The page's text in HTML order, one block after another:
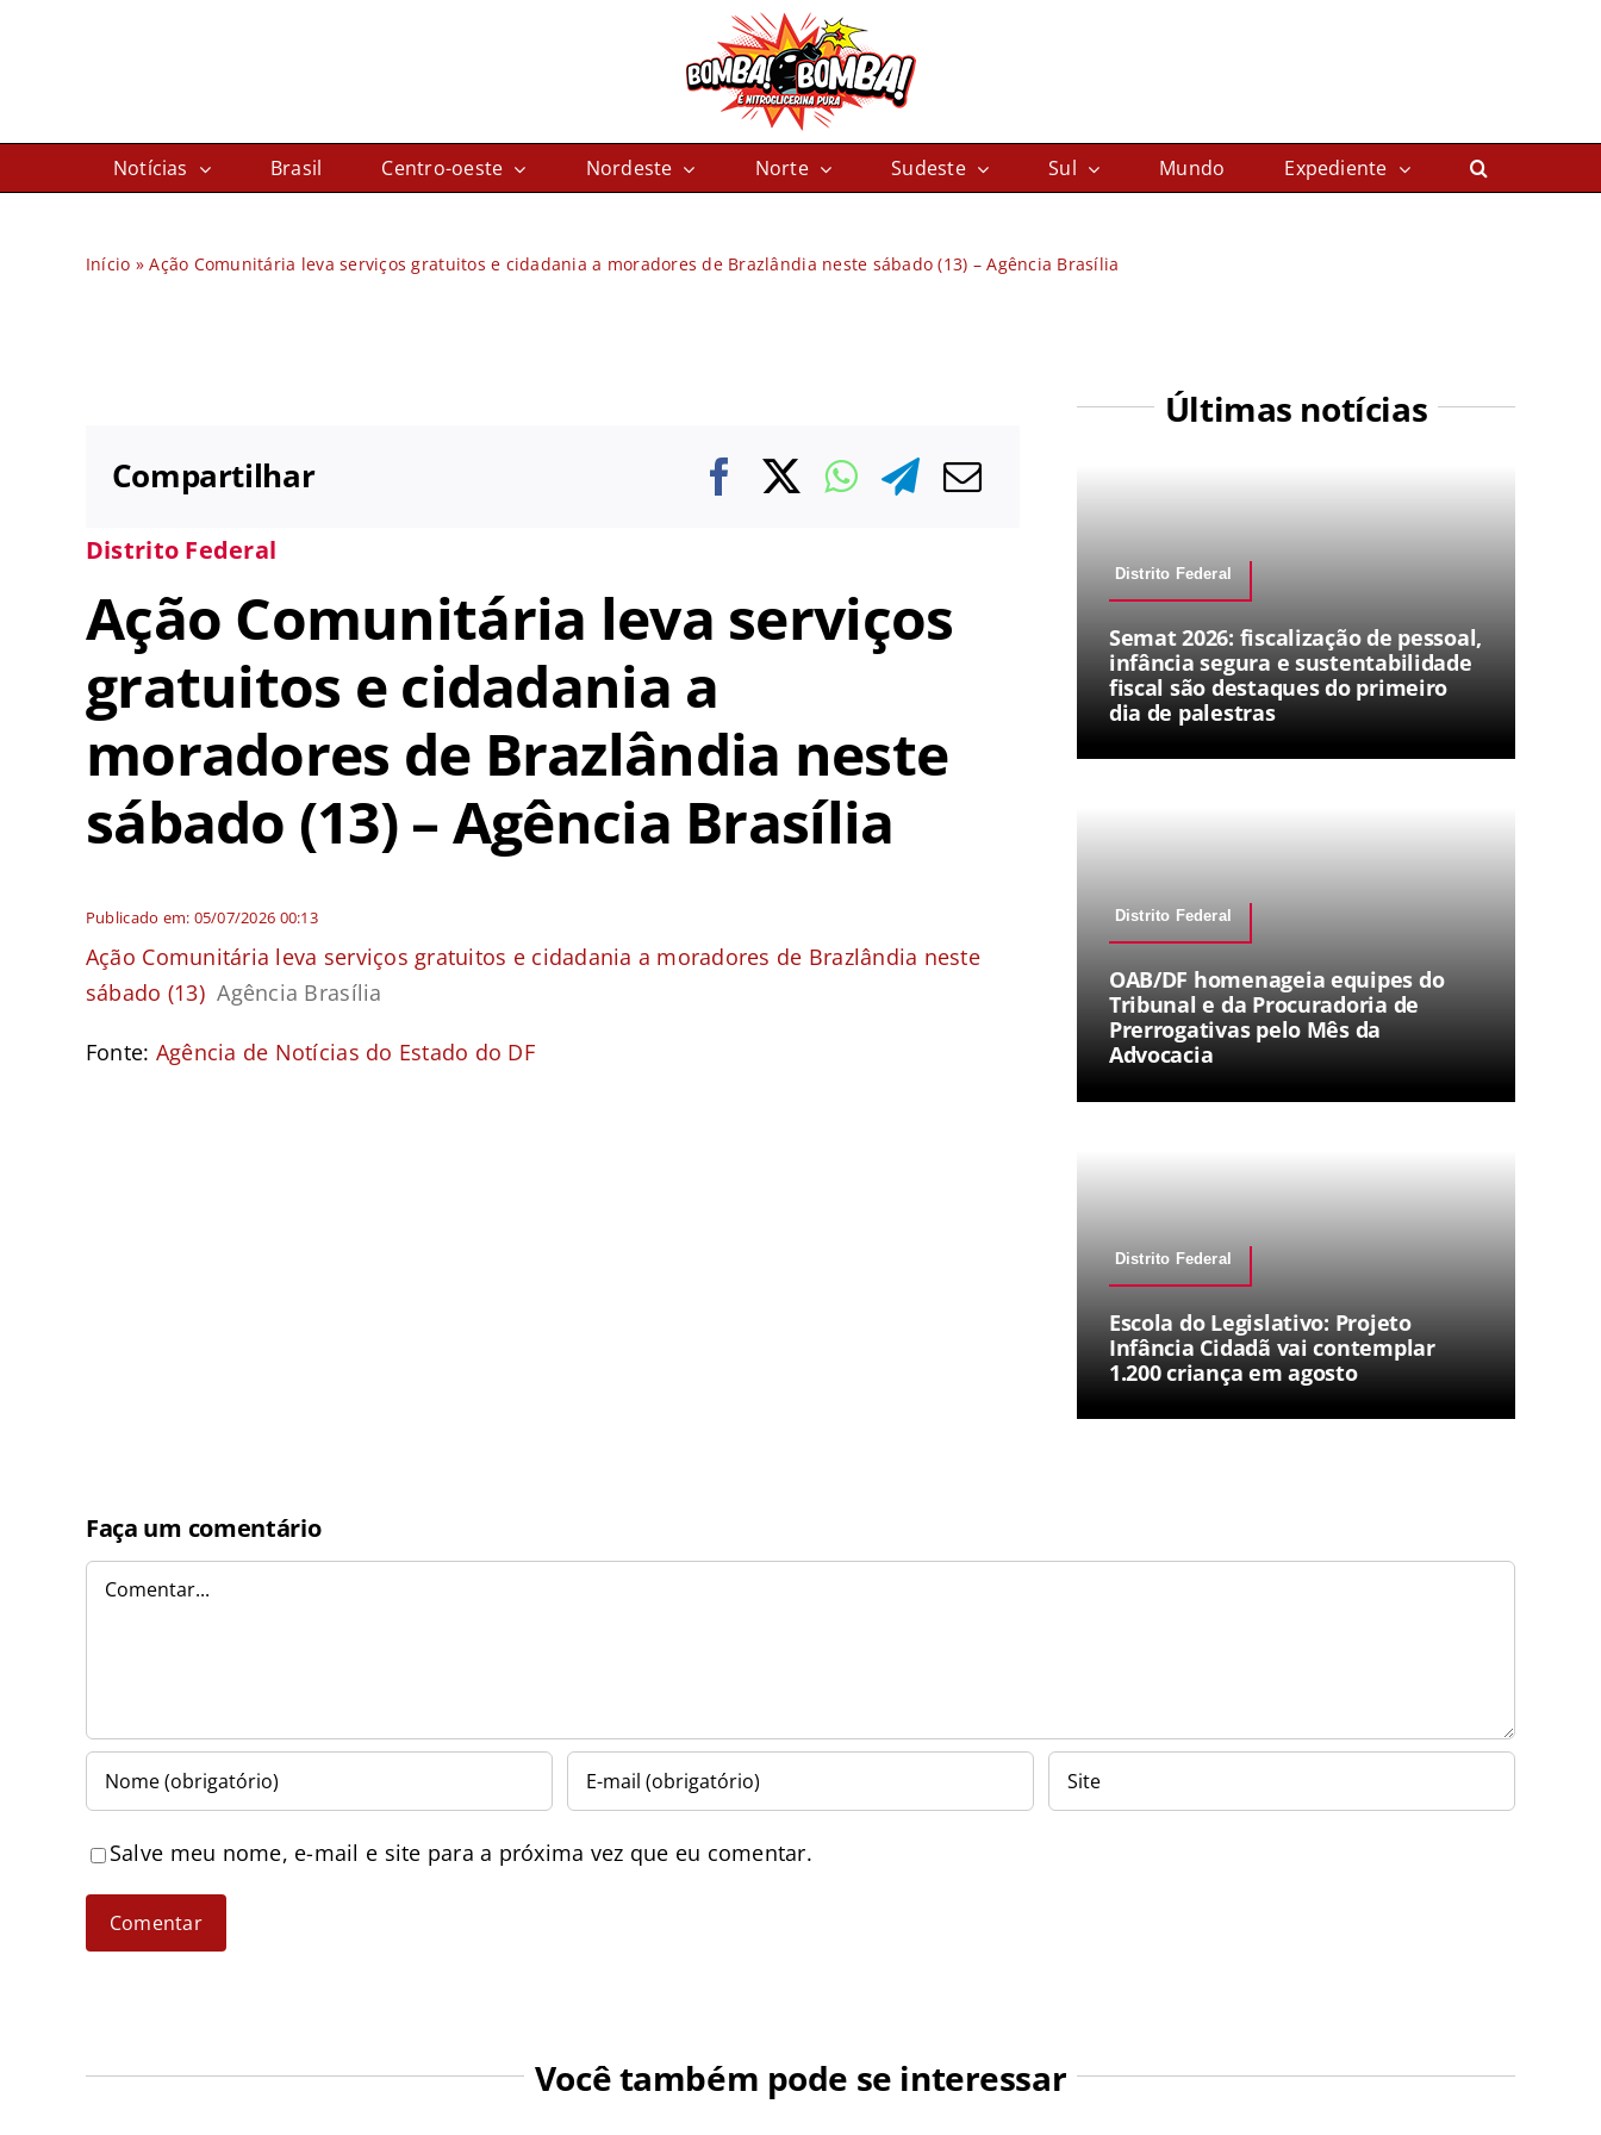
Notícias Brasil Centro-oeste Nordeste Norte Sudeste Sul Mundo Expediente
Início »Ação Comunitária leva serviços gratuitos e cidadania a moradores de Brazlândia neste sábado (13) – Agência Brasília
Compartilhar
Distrito Federal
Ação Comunitária leva serviços
gratuitos e cidadania a
moradores de Brazlândia neste
sábado (13) – Agência Brasília
Publicado em: 05/07/2026 00:13
Ação Comunitária leva serviços gratuitos e cidadania a moradores de Brazlândia neste
sábado (13) Agência Brasília
Fonte: Agência de Notícias do Estado do DF
Últimas notícias
Distrito Federal
Semat 2026: fiscalização de pessoal,
infância segura e sustentabilidade
fiscal são destaques do primeiro
dia de palestras
Distrito Federal
OAB/DF homenageia equipes do
Tribunal e da Procuradoria de
Prerrogativas pelo Mês da
Advocacia
Distrito Federal
Escola do Legislativo: Projeto
Infância Cidadã vai contemplar
1.200 criança em agosto
Faça um comentário
Comentar
Salve meu nome, e-mail e site para a próxima vez que eu comentar.
Você também pode se interessar